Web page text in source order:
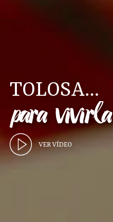
TOLOSA...
para vivirla
VER VÍDEO